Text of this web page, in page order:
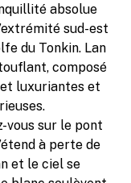
absolue
sud-est
du Tonkin. Lan
composé
luxuriantes et
vous sur le pont
à perte de
et le ciel se